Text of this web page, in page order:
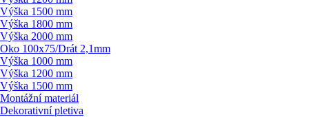
Výška 1500 mm
Výška 1800 mm
Výška 2000 mm
Oko 100x75/Drát 2,1mm
Výška 1000 mm
Výška 1200 mm
Výška 1500 mm
Montážní materiál
Dekorativní pletiva